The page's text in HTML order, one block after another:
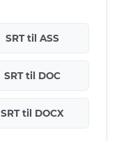
SRT til ASS
SRT til DOC
SRT til DOCX